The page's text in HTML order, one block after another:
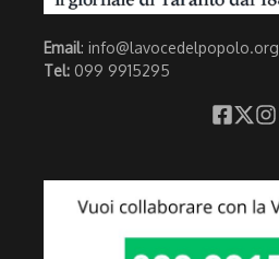
Email: info@lavocedelpopolo.org
Tel: 099 9915295